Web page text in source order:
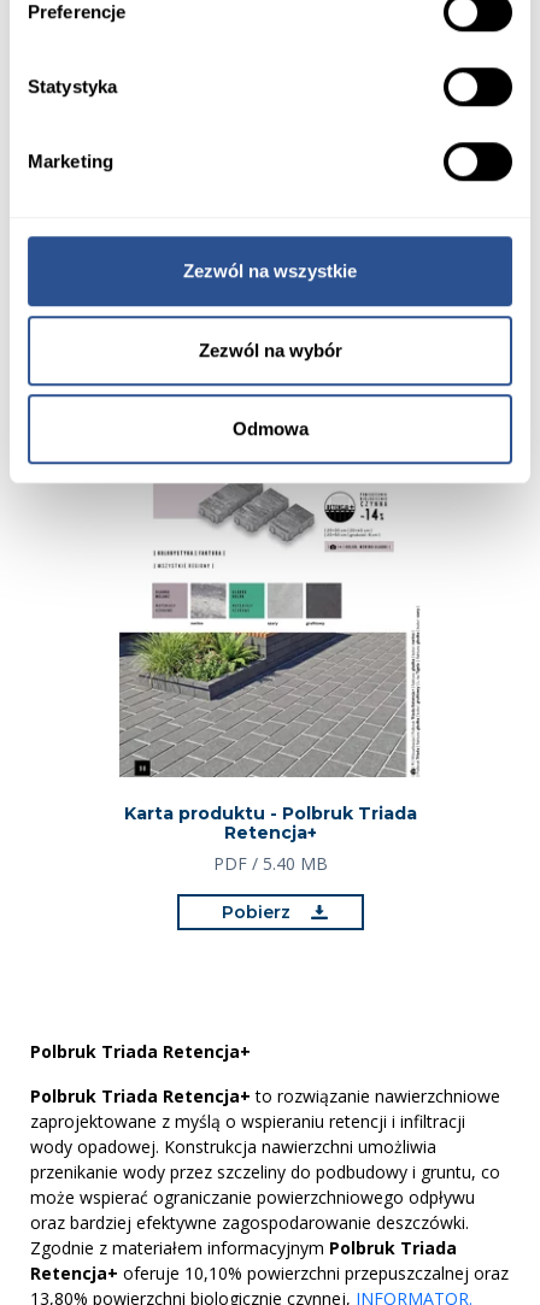
Preferencje
Statystyka
Marketing
Zezwól na wszystkie
Zezwól na wybór
Odmowa
Dodaj do porównania
System Donicowy Tigela
Materiały do pobrania
Karta produktu - Polbruk Triada
Retencja+
PDF / 5.40 MB
Pobierz
Polbruk Triada Retencja+
Polbruk Triada Retencja+ to rozwiązanie nawierzchniowe
zaprojektowane z myślą o wspieraniu retencji i infiltracji
wody opadowej. Konstrukcja nawierzchni umożliwia
przenikanie wody przez szczeliny do podbudowy i gruntu, co
może wspierać ograniczanie powierzchniowego odpływu
oraz bardziej efektywne zagospodarowanie deszczówki.
Zgodnie z materiałem informacyjnym Polbruk Triada
Retencja+ oferuje 10,10% powierzchni przepuszczalnej oraz
13,80% powierzchni biologicznie czynnej, INFORMATOR.